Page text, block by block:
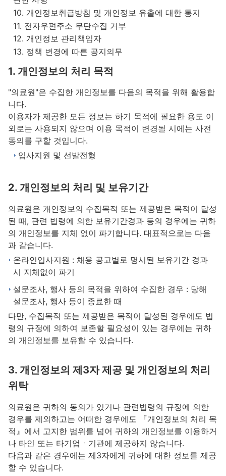
10. 개인정보취급방침 및 개인정보 유출에 대한 통지
11. 전자우편주소 무단수집 거부
12. 개인정보 관리책임자
13. 정책 변경에 따른 공지의무
1. 개인정보의 처리 목적
"의료원"은 수집한 개인정보를 다음의 목적을 위해 활용합
니다.
이용자가 제공한 모든 정보는 하기 목적에 필요한 용도 이
외로는 사용되지 않으며 이용 목적이 변경될 시에는 사전
동의를 구할 것입니다.
입사지원 및 선발전형
2. 개인정보의 처리 및 보유기간
의료원은 개인정보의 수집목적 또는 제공받은 목적이 달성
된 때, 관련 법령에 의한 보유기간경과 등의 경우에는 귀하
의 개인정보를 지체 없이 파기합니다. 대표적으로는 다음
과 같습니다.
온라인입사지원 : 채용 공고별로 명시된 보유기간 경과
시 지체없이 파기
설문조사, 행사 등의 목적을 위하여 수집한 경우 : 당해
설문조사, 행사 등이 종료한 때
다만, 수집목적 또는 제공받은 목적이 달성된 경우에도 법
령의 규정에 의하여 보존할 필요성이 있는 경우에는 귀하
의 개인정보를 보유할 수 있습니다.
3. 개인정보의 제3자 제공 및 개인정보의 처리
위탁
의료원은 귀하의 동의가 있거나 관련법령의 규정에 의한
경우를 제외하고는 어떠한 경우에도 『개인정보의 처리 목
적』에서 고지한 범위를 넘어 귀하의 개인정보를 이용하거
나 타인 또는 타기업ㆍ기관에 제공하지 않습니다.
다음과 같은 경우에는 제3자에게 귀하에 대한 정보를 제공
할 수 있습니다.